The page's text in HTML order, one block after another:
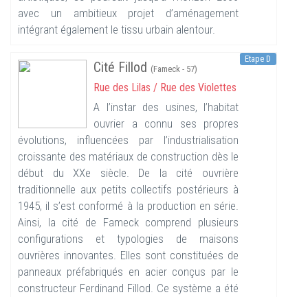
avec un ambitieux projet d’aménagement
intégrant également le tissu urbain alentour.
Etape D
Cité Fillod (Fameck - 57)
Rue des Lilas / Rue des Violettes
A l’instar des usines, l’habitat
ouvrier a connu ses propres
évolutions, influencées par l’industrialisation
croissante des matériaux de construction dès le
début du XXe siècle. De la cité ouvrière
traditionnelle aux petits collectifs postérieurs à
1945, il s’est conformé à la production en série.
Ainsi, la cité de Fameck comprend plusieurs
configurations et typologies de maisons
ouvrières innovantes. Elles sont constituées de
panneaux préfabriqués en acier conçus par le
constructeur Ferdinand Fillod. Ce système a été